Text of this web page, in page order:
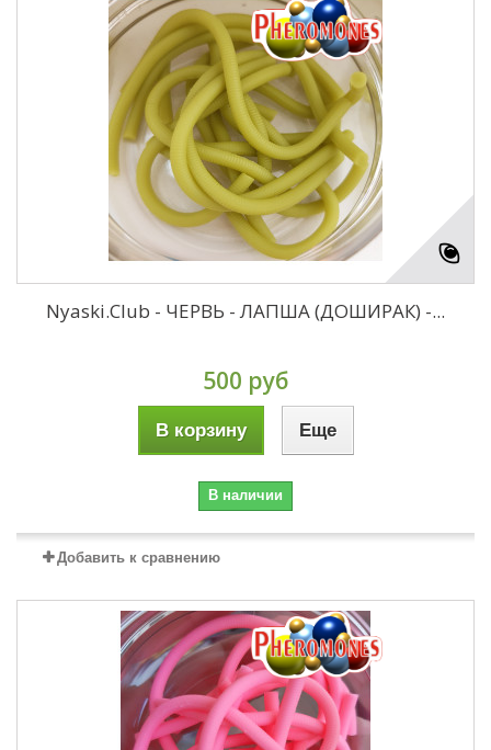
Nyaski.Club - ЧЕРВЬ - ЛАПША (ДОШИРАК) -...
500 руб
В корзину Еще
В наличии
Добавить к сравнению